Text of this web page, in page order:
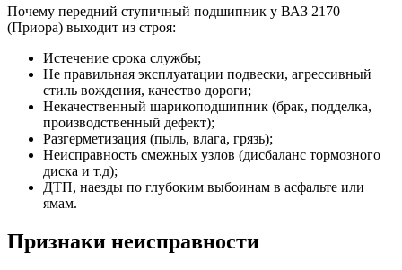
Почему передний ступичный подшипник у ВАЗ 2170
(Приора) выходит из строя:
Истечение срока службы;
Не правильная эксплуатации подвески, агрессивный
стиль вождения, качество дороги;
Некачественный шарикоподшипник (брак, подделка,
производственный дефект);
Разгерметизация (пыль, влага, грязь);
Неисправность смежных узлов (дисбаланс тормозного
диска и т.д);
ДТП, наезды по глубоким выбоинам в асфальте или
ямам.
Признаки неисправности